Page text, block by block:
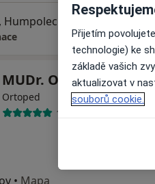
Humpolec
MUDr. Oldřich Krumpl
Ortoped
15 názorů
• Mapa
Přijetím
technologie) ke
základě vašich
aktualizovat v
souborů cookie.